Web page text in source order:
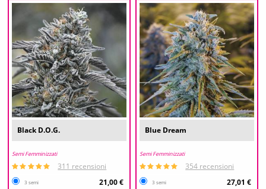
Black D.O.G.
Semi Femminizzati
311 recensioni
3 semi 21,00 €
Blue Dream
Semi Femminizzati
354 recensioni
3 semi 27,01 €